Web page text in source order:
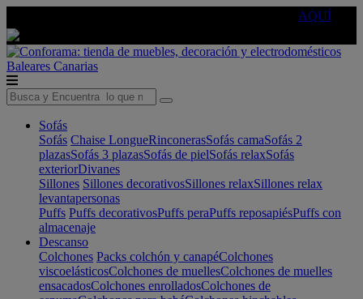
AQUÍ
Baleares Canarias
Sofás
Sofás Chaise LongueRinconerasSofás camaSofás 2
plazasSofás 3 plazasSofás de pielSofás relaxSofás
exteriorDivanes
Sillones Sillones decorativosSillones relaxSillones relax
levantapersonas
Puffs Puffs decorativosPuffs peraPuffs reposapiésPuffs con
almacenaje
Descanso
Colchones Packs colchón y canapéColchones
viscoelásticosColchones de muellesColchones de muelles
ensacadosColchones enrolladosColchones de